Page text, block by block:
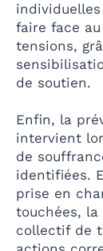
faire face
tensions,
de soutien.
Enfin, la
intervient
de
identifiées.
prise en
touchées, la
collectif de